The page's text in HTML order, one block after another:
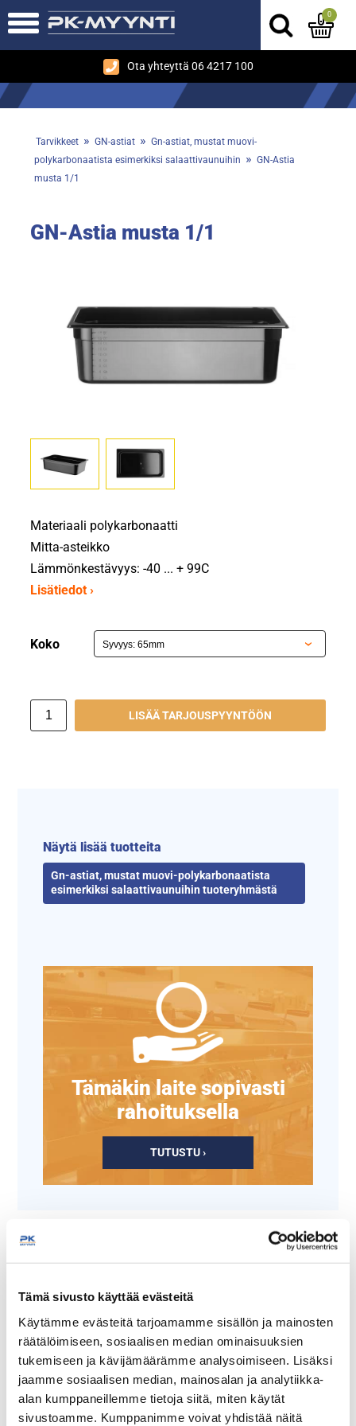
Tämä sivusto käyttää evästeitä
Käytämme evästeitä tarjoamamme sisällön ja mainosten
räätälöimiseen, sosiaalisen median ominaisuuksien
tukemiseen ja kävijämäärämme analysoimiseen. Lisäksi
jaamme sosiaalisen median, mainosalan ja analytiikka-
alan kumppaneillemme tietoja siitä, miten käytät
sivustoamme. Kumppanimme voivat yhdistää näitä
Ota yhteyttä 06 4217 100
0
Tarvikkeet » GN-astiat » Gn-astiat, mustat muovi-
polykarbonaatista esimerkiksi salaattivaunuihin » GN-Astia
musta 1/1
GN-Astia musta 1/1
Materiaali polykarbonaatti
Mitta-asteikko
Lämmönkestävyys: -40 ... + 99C
Lisätiedot ›
Koko
LISÄÄ TARJOUSPYYNTÖÖN
Näytä lisää tuotteita
Gn-astiat, mustat muovi-polykarbonaatista
esimerkiksi salaattivaunuihin tuoteryhmästä
Tämäkin laite sopivasti
rahoituksella
TUTUSTU ›
GN-Astia musta 1/2
GN-Astia musta 1/9-
100mm